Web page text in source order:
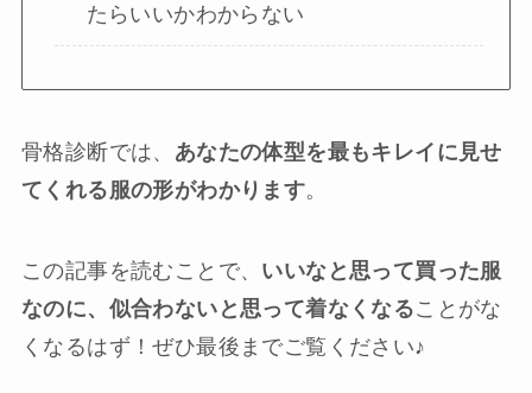
たらいいかわからない
骨格診断では、 あなたの体型を最もキレイに見せ
てくれる服の形がわかります。
この記事を読むことで、 いいなと思って買った服
なのに、似合わないと思って着なくなることがな
くなるはず！ぜひ最後までご覧ください♪